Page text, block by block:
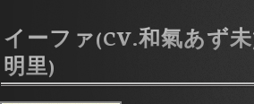
イーファ(CV.和氣あず
明里)